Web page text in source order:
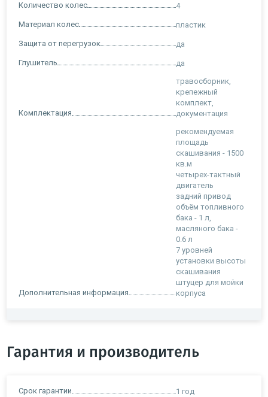
Количество колес 4
Материал колес пластик
Защита от перегрузок да
Глушитель да
Комплектация
травосборник,
крепежный
комплект,
документация
Дополнительная информация
рекомендуемая
площадь
скашивания - 1500
кв.м
четырех-тактный
двигатель
задний привод
объём топливного
бака - 1 л,
масляного бака -
0.6 л
7 уровней
установки высоты
скашивания
штуцер для мойки
корпуса
Гарантия и производитель
Срок гарантии 1 год